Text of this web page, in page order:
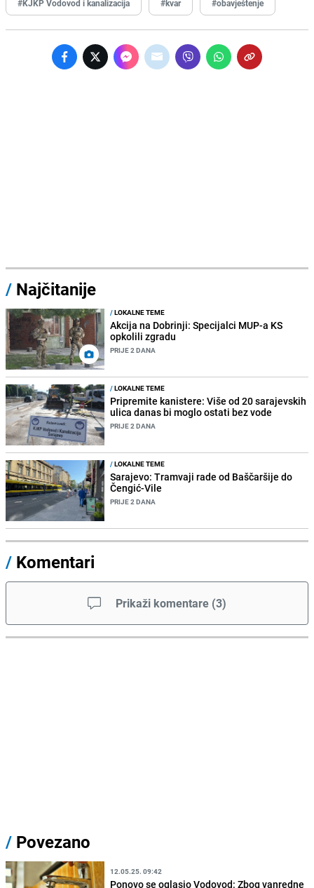
#KJKP Vodovod i kanalizacija #kvar #obavještenje
/ Najčitanije
/LOKALNE TEME
Akcija na Dobrinji: Specijalci MUP-a KS
opkolili zgradu
PRIJE 2 DANA
/LOKALNE TEME
Pripremite kanistere: Više od 20 sarajevskih
ulica danas bi moglo ostati bez vode
PRIJE 2 DANA
/LOKALNE TEME
Sarajevo: Tramvaji rade od Baščaršije do
Čengić-Vile
PRIJE 2 DANA
/ Komentari
Prikaži komentare (3)
/ Povezano
12.05.25. 09:42
Ponovo se oglasio Vodovod: Zbog vanredne